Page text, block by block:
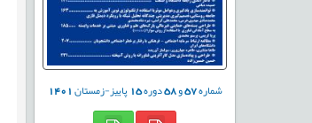
شماره57و58دوره15پاییز-زمستان1401